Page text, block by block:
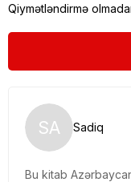
SA Sadiq
Bu kitab
Qiymətləndirmə